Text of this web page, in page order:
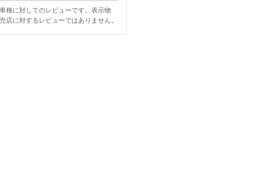
種に対してのレビューです。表示物
店に対するレビューではありません。